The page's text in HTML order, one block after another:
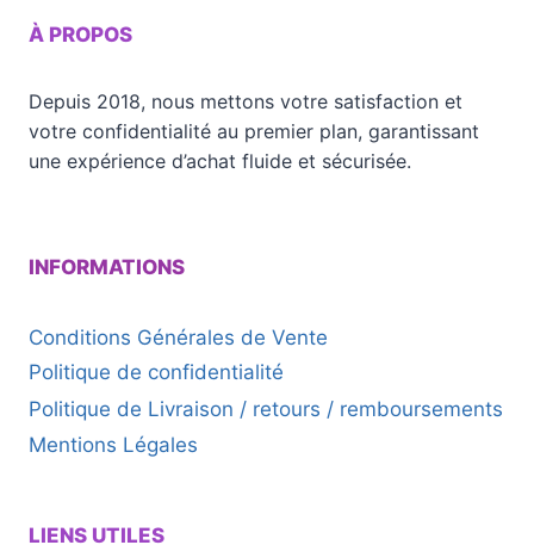
À PROPOS
Depuis 2018, nous mettons votre satisfaction et
votre confidentialité au premier plan, garantissant
une expérience d’achat fluide et sécurisée.
INFORMATIONS
Conditions Générales de Vente
Politique de confidentialité
Politique de Livraison / retours / remboursements
Mentions Légales
LIENS UTILES